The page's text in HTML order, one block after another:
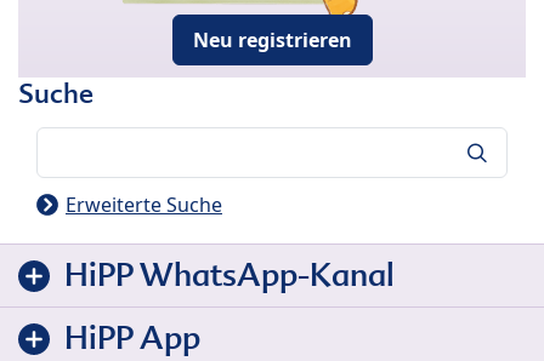
Neu registrieren
Suche
Erweiterte Suche
HiPP WhatsApp-Kanal
HiPP App